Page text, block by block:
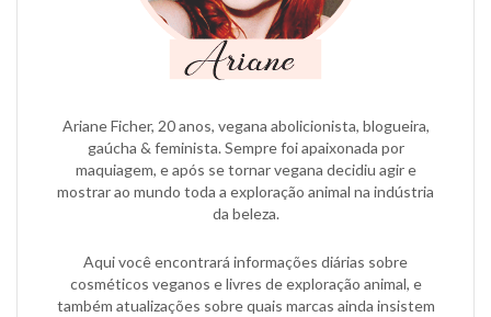
Ariane Ficher, 20 anos, vegana abolicionista, blogueira,
gaúcha & feminista. Sempre foi apaixonada por
maquiagem, e após se tornar vegana decidiu agir e
mostrar ao mundo toda a exploração animal na indústria
da beleza.
Aqui você encontrará informações diárias sobre
cosméticos veganos e livres de exploração animal, e
também atualizações sobre quais marcas ainda insistem